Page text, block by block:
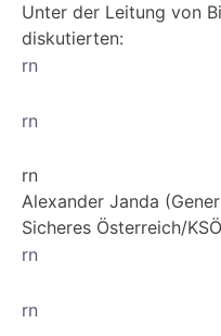
Unter der Leitung von
diskutierten:
rn
rn
rn
Alexander Janda
Sicheres Österreich/
rn
rn